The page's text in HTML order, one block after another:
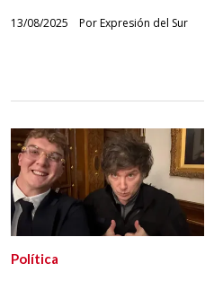
Por Expresión del Sur
13/08/2025
Política